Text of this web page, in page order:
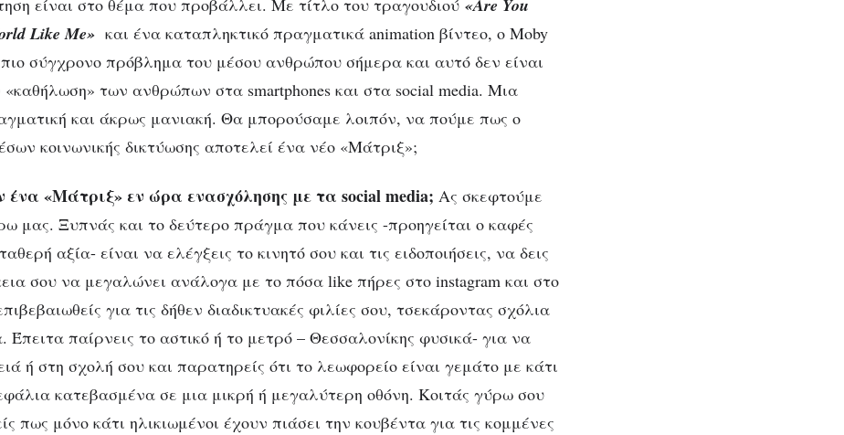
τα social media ένα
νέο «Μάτριξ»;
είναι στο θέμα που προβάλλει. Με τίτλο του τραγουδιού «Are You
Like Me» και ένα καταπληκτικό πραγματικά animation βίντεο, ο Moby
πιο σύγχρονο πρόβλημα του μέσου ανθρώπου σήμερα και αυτό δεν είναι
των ανθρώπων στα smartphones και στα social media. Μια
και άκρως μανιακή. Θα μπορούσαμε λοιπόν, να πούμε πως ο
κοινωνικής δικτύωσης αποτελεί ένα νέο «Μάτριξ»;
ένα «Μάτριξ» εν ώρα ενασχόλησης με τα social media; Ας σκεφτούμε
μας. Ξυπνάς και το δεύτερο πράγμα που κάνεις -προηγείται ο καφές
αξία- είναι να ελέγξεις το κινητό σου και τις ειδοποιήσεις, να δεις
σου να μεγαλώνει ανάλογα με το πόσα like πήρες στο instagram και στο
για τις δήθεν διαδικτυακές φιλίες σου, τσεκάροντας σχόλια
Έπειτα παίρνεις το αστικό ή το μετρό – Θεσσαλονίκης φυσικά- για να
ή στη σχολή σου και παρατηρείς ότι το λεωφορείο είναι γεμάτο με κάτι
κατεβασμένα σε μια μικρή ή μεγαλύτερη οθόνη. Κοιτάς γύρω σου
πως μόνο κάτι ηλικιωμένοι έχουν πιάσει την κουβέντα για τις κομμένες